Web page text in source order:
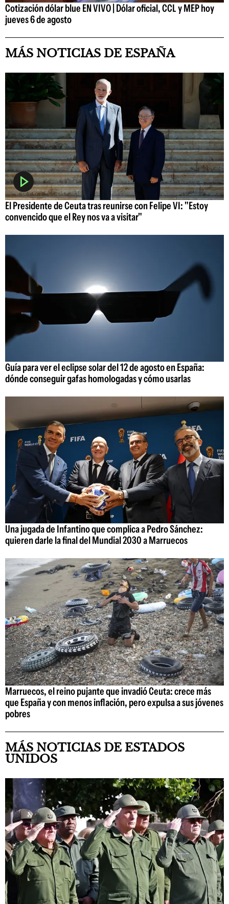
Cotización dólar blue EN VIVO | Dólar oficial, CCL y MEP hoy
jueves 6 de agosto
MÁS NOTICIAS DE ESPAÑA
El Presidente de Ceuta tras reunirse con Felipe VI: "Estoy
convencido que el Rey nos va a visitar"
Guía para ver el eclipse solar del 12 de agosto en España:
dónde conseguir gafas homologadas y cómo usarlas
Una jugada de Infantino que complica a Pedro Sánchez:
quieren darle la final del Mundial 2030 a Marruecos
Marruecos, el reino pujante que invadió Ceuta: crece más
que España y con menos inflación, pero expulsa a sus jóvenes
pobres
MÁS NOTICIAS DE ESTADOS
UNIDOS